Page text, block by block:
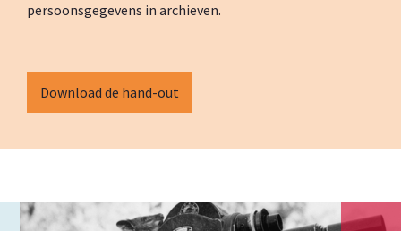
persoonsgegevens in archieven.
Download de hand-out